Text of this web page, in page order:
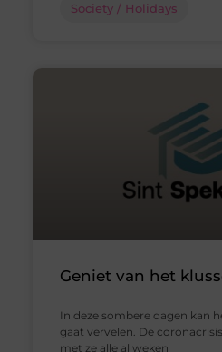
Society / Holidays
Geniet van het
In deze sombere dagen kan
gaat vervelen. De
met ze alle al weken